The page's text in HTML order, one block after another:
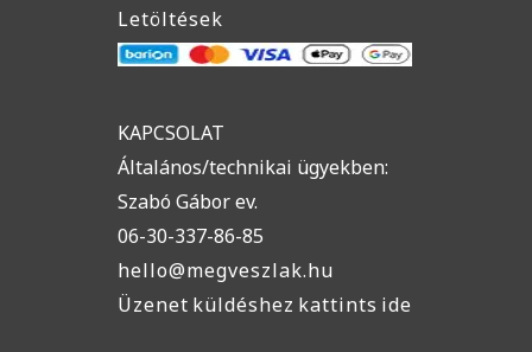
Letöltések
KAPCSOLAT
Általános/technikai ügyekben:
Szabó Gábor ev.
06-30-337-86-85
hello@megveszlak.hu
Üzenet küldéshez kattints ide